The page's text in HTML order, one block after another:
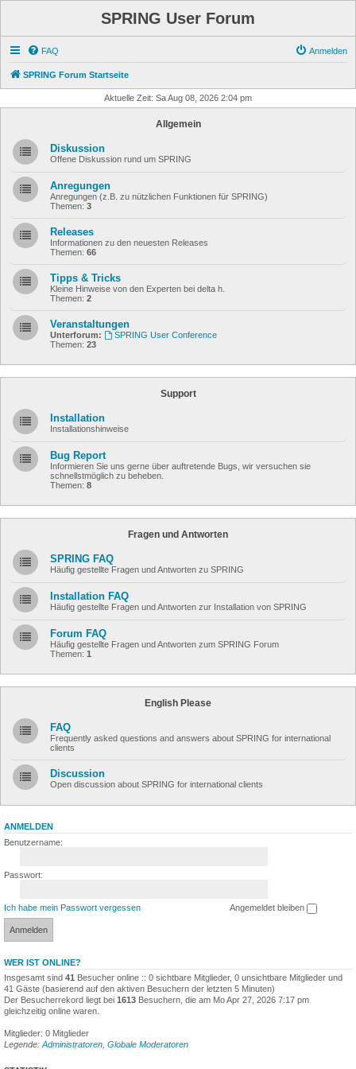
SPRING User Forum
FAQ Anmelden
SPRING Forum Startseite
Aktuelle Zeit: Sa Aug 08, 2026 2:04 pm
Allgemein
Diskussion
Offene Diskussion rund um SPRING
Anregungen
Anregungen (z.B. zu nützlichen Funktionen für SPRING)
Themen: 3
Releases
Informationen zu den neuesten Releases
Themen: 66
Tipps & Tricks
Kleine Hinweise von den Experten bei delta h.
Themen: 2
Veranstaltungen
Unterforum:
SPRING User Conference
Themen: 23
Support
Installation
Installationshinweise
Bug Report
Informieren Sie uns gerne über auftretende Bugs, wir versuchen sie
schnellstmöglich zu beheben.
Themen: 8
Fragen und Antworten
SPRING FAQ
Häufig gestellte Fragen und Antworten zu SPRING
Installation FAQ
Häufig gestellte Fragen und Antworten zur Installation von SPRING
Forum FAQ
Häufig gestellte Fragen und Antworten zum SPRING Forum
Themen: 1
English Please
FAQ
Frequently asked questions and answers about SPRING for international
clients
Discussion
Open discussion about SPRING for international clients
ANMELDEN
Benutzername:
Passwort:
Ich habe mein Passwort vergessen Angemeldet bleiben
WER IST ONLINE?
Insgesamt sind 41 Besucher online :: 0 sichtbare Mitglieder, 0 unsichtbare Mitglieder und
41 Gäste (basierend auf den aktiven Besuchern der letzten 5 Minuten)
Der Besucherrekord liegt bei 1613 Besuchern, die am Mo Apr 27, 2026 7:17 pm
gleichzeitig online waren.
Mitglieder: 0 Mitglieder
Legende: Administratoren Globale Moderatoren